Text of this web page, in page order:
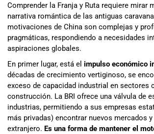
Comprender la Franja y Ruta requiere mirar
narrativa romántica de las antiguas
motivaciones de China son complejas y
pragmáticas, respondiendo a necesidades
aspiraciones globales.
En primer lugar, está el impulso económico
décadas de crecimiento vertiginoso, se
exceso de capacidad industrial en sectores
construcción. La BRI ofrece una válvula de
industrias, permitiendo a sus empresas
más privadas) encontrar nuevos mercados
extranjero. Es una forma de mantener el